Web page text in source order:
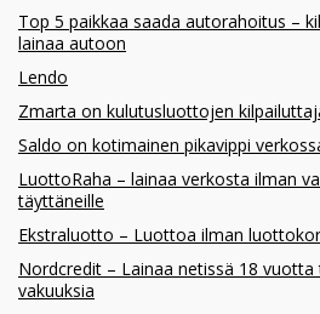
Top 5 paikkaa saada autorahoitus –
lainaa autoon
Lendo
Zmarta on kulutusluottojen
Saldo on kotimainen pikavippi
LuottoRaha – lainaa verkosta ilman
täyttäneille
Ekstraluotto – Luottoa ilman
Nordcredit – Lainaa netissä 18
vakuuksia